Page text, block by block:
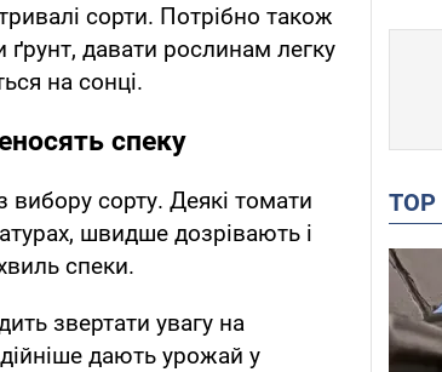
сорти. Потрібно також
давати рослинам легку
на сонці.
спеку
вибору сорту. Деякі томати
швидше дозрівають і
спеки.
звертати увагу на
дають урожай у